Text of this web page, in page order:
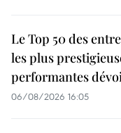
Le Top 50 des
les plus
performantes
06/08/2026 16:05